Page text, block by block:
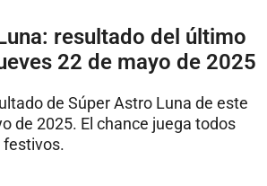
resultado del último
22 de mayo de 2025
de Súper Astro Luna de este
de 2025. El chance juega todos
festivos.